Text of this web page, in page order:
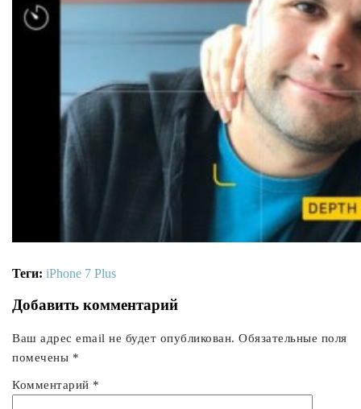
Теги: iPhone 7 Plus
Добавить комментарий
Ваш адрес email не будет опубликован. Обязательные поля
помечены *
Комментарий *